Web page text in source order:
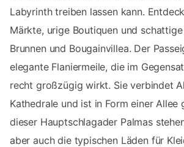
Labyrinth treiben lassen kann.
Märkte, urige Boutiquen und
Brunnen und Bougainvillea. Der
elegante Flaniermeile, die im
recht großzügig wirkt. Sie verbindet
Kathedrale und ist in Form einer Allee
dieser Hauptschlagader Palmas
aber auch die typischen Läden für